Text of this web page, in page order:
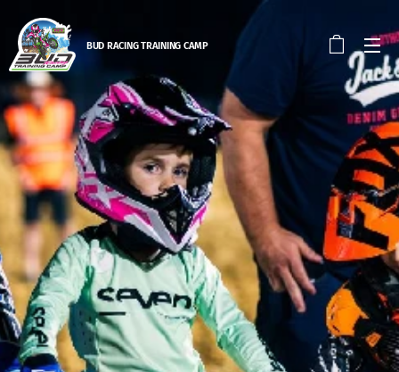
BUD RACING TRAINING CAMP